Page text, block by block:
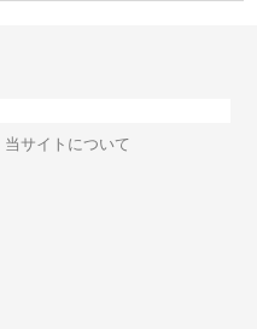
当サイトについて